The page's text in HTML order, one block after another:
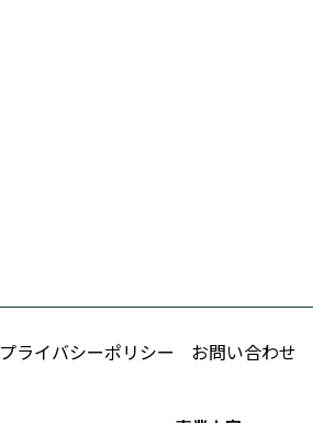
プライバシーポリシー お問い合わせ